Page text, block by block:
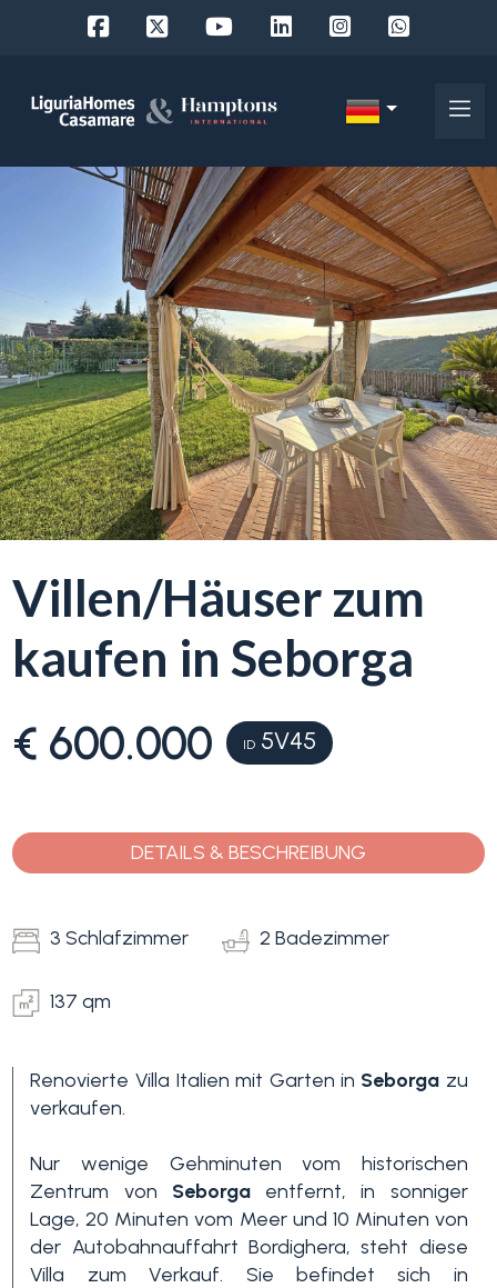
Villen/Häuser zum
kaufen in Seborga
€ 600.000 ID 5V45
DETAILS & BESCHREIBUNG
3 Schlafzimmer 2 Badezimmer
137 qm
Renovierte Villa Italien mit Garten in Seborga zu
verkaufen.
Nur wenige Gehminuten vom historischen
Zentrum von Seborgaentfernt, in sonniger
Lage, 20 Minuten vom Meer und 10 Minuten von
der Autobahnauffahrt Bordighera, steht diese
Villa zum Verkauf. Sie befindet sich in
Über
uns
Unsere
Dienstleistungen
Objektsuche
Blog
Kontakt
(0)
Provinz
Ort
Immobilientyp
-
Mehrfachauswahl
Alle
Preis
Schlafzimmer
min.